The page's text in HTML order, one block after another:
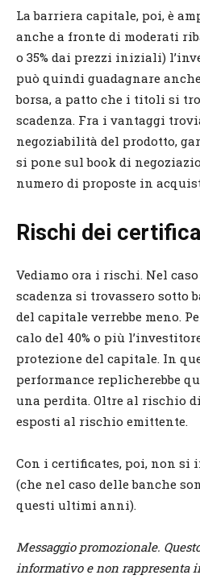
La barriera capitale, poi, è
anche a fronte di moderati
o 35% dai prezzi iniziali)
può quindi guadagnare
borsa, a patto che i titoli si
scadenza. Fra i vantaggi
negoziabilità del prodotto,
si pone sul book di
numero di proposte in
Rischi dei
Vediamo ora i rischi. Nel
scadenza si trovassero sotto
del capitale verrebbe meno.
calo del 40% o più
protezione del capitale. In
performance replicherebbe
una perdita. Oltre al rischio
esposti al rischio emittente.
Con i certificates, poi, non si
(che nel caso delle banche
questi ultimi anni).
Messaggio promozionale.
informativo e non rappresenta